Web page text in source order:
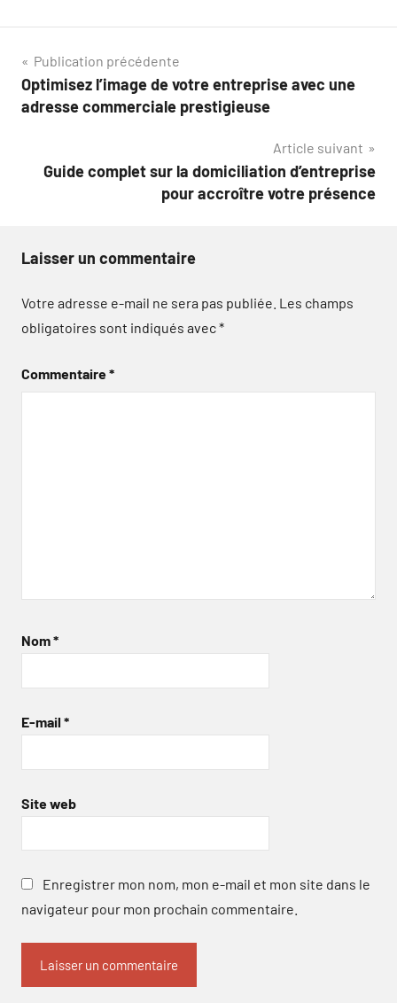
Navigation
de
Publication précédente
Optimisez l’image de votre entreprise avec une
adresse commerciale prestigieuse
Article suivant
Guide complet sur la domiciliation d’entreprise
pour accroître votre présence
Laisser un commentaire
Votre adresse e-mail ne sera pas publiée. Les champs
obligatoires sont indiqués avec*
Commentaire*
Nom*
E-mail *
Site web
Enregistrer mon nom, mon e-mail et mon site dans le
navigateur pour mon prochain commentaire.